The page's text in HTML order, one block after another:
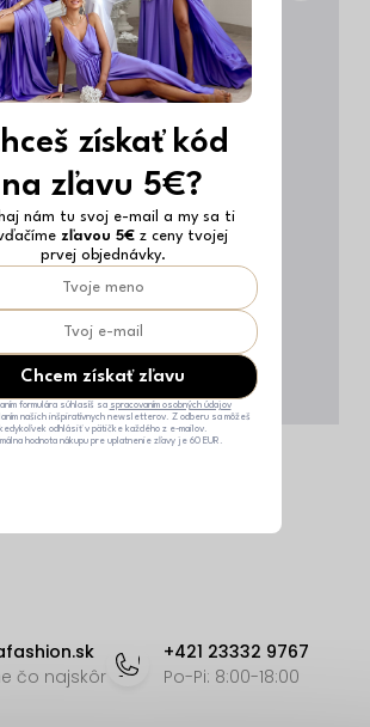
čo najskôr
+421 23332 9767
Po-Pi: 8:00-18:00
získať kód
na zľavu 5€?
nám tu svoj e-mail a my sa ti
zľavou 5€ z ceny tvojej
prvej objednávky.
Chcem získať zľavu
formulára súhlasíš sa spracovaním osobných údajov
našich inšpiratívnych newsletterov. Z odberu sa môžeš
kedykoľvek odhlásiť v pätičke každého z e-mailov.
hodnota nákupu pre uplatnenie zľavy je 60 EUR.